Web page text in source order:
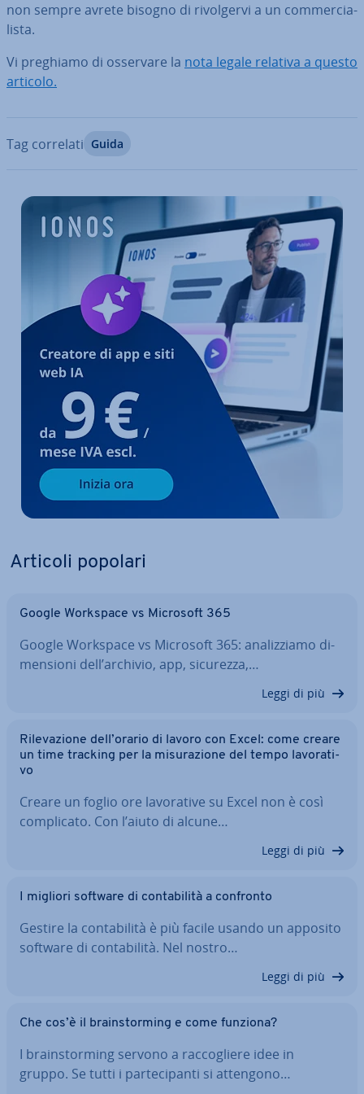
non sempre avrete bisogno di ri­vol­ger­vi a un com­mer­cia­
li­sta.
Vi preghiamo di osservare la nota legale relativa a questo
articolo.
Tag correlati Guida
Vai al menu prin­ci­pa­le
Articoli popolari
Google Workspace vs Microsoft 365
Google Workspace vs Microsoft 365: ana­liz­zia­mo di­
men­sio­ni dell’archivio, app, sicurezza,…
Leggi di più
Ri­le­va­zio­ne dell’orario di lavoro con Excel: come creare
un time tracking per la mi­su­ra­zio­ne del tempo la­vo­ra­ti­
vo
Creare un foglio ore la­vo­ra­ti­ve su Excel non è così
com­pli­ca­to. Con l’aiuto di alcune…
Leggi di più
I migliori software di con­ta­bi­li­tà a confronto
Gestire la con­ta­bi­li­tà è più facile usando un apposito
software di con­ta­bi­li­tà. Nel nostro…
Leggi di più
Che cos’è il brain­stor­ming e come funziona?
I brain­stor­ming servono a rac­co­glie­re idee in
gruppo. Se tutti i par­te­ci­pan­ti si attengono…